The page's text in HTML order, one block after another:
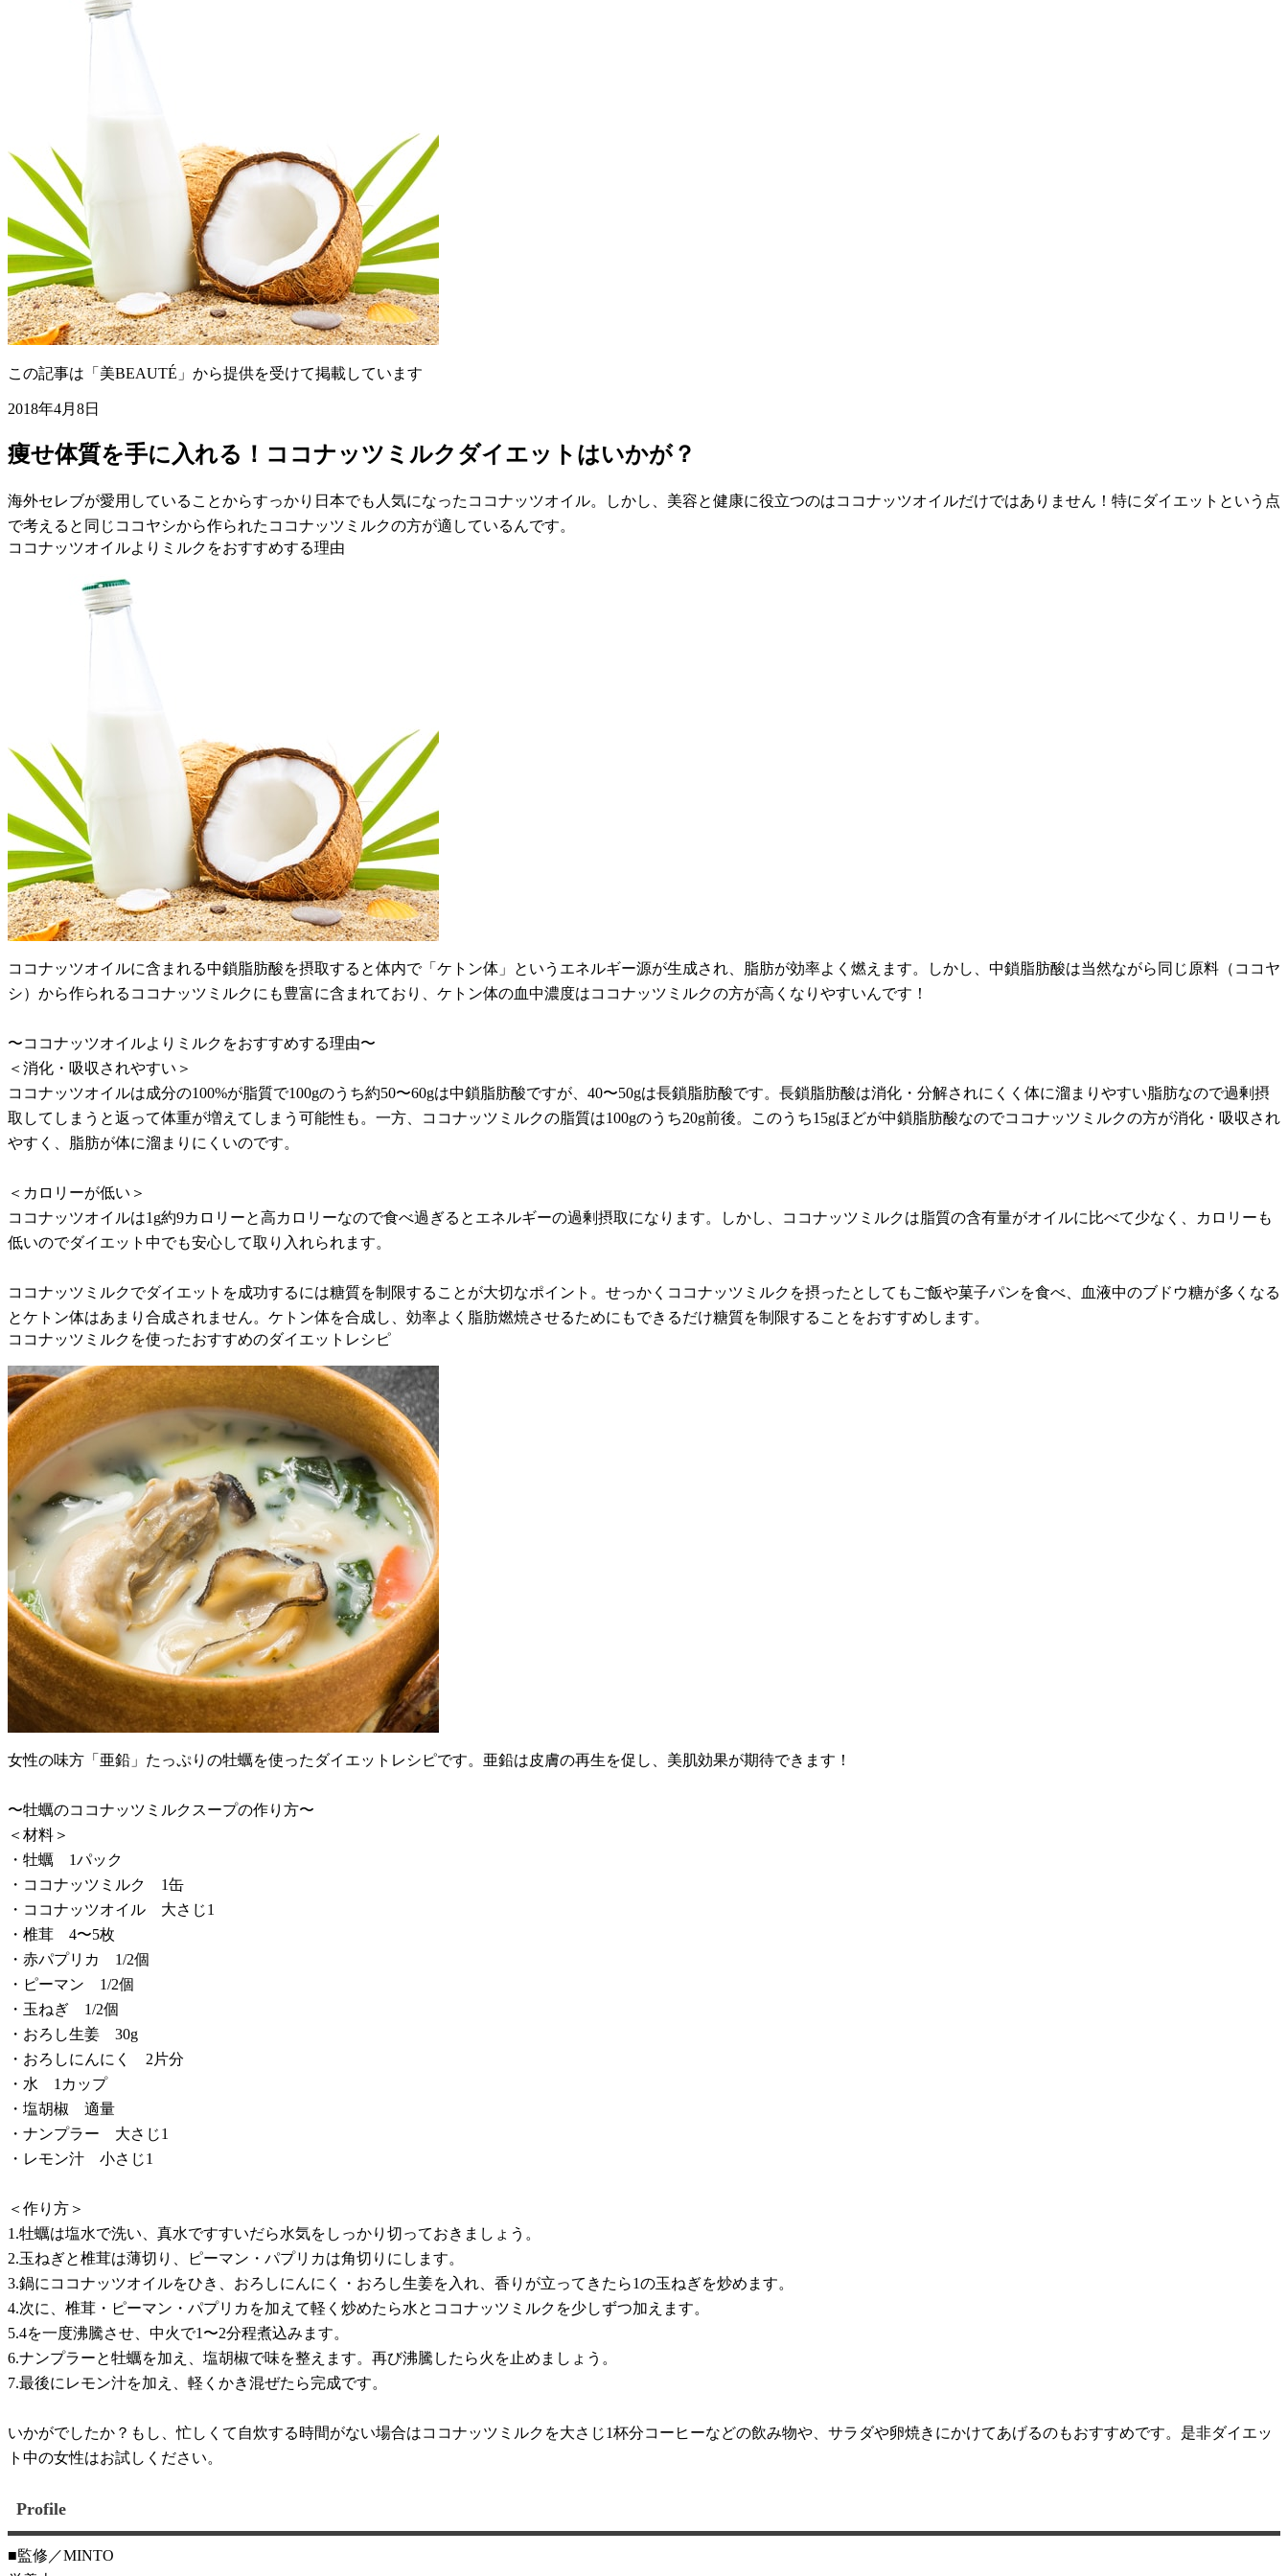
この記事は「美BEAUTÉ」から提供を受けて掲載しています
2018年4月8日
痩せ体質を手に入れる！ココナッツミルクダイエットはいかが？
海外セレブが愛用していることからすっかり日本でも人気になったココナッツオイル。しかし、美容と健康に役立つのはココナッツオイルだけではありません！特にダイエットという点
で考えると同じココヤシから作られたココナッツミルクの方が適しているんです。
ココナッツオイルよりミルクをおすすめする理由
ココナッツオイルに含まれる中鎖脂肪酸を摂取すると体内で「ケトン体」というエネルギー源が生成され、脂肪が効率よく燃えます。しかし、中鎖脂肪酸は当然ながら同じ原料（ココヤ
シ）から作られるココナッツミルクにも豊富に含まれており、ケトン体の血中濃度はココナッツミルクの方が高くなりやすいんです！
〜ココナッツオイルよりミルクをおすすめする理由〜
＜消化・吸収されやすい＞
ココナッツオイルは成分の100%が脂質で100gのうち約50〜60gは中鎖脂肪酸ですが、40〜50gは長鎖脂肪酸です。長鎖脂肪酸は消化・分解されにくく体に溜まりやすい脂肪なので過剰摂
取してしまうと返って体重が増えてしまう可能性も。一方、ココナッツミルクの脂質は100gのうち20g前後。このうち15gほどが中鎖脂肪酸なのでココナッツミルクの方が消化・吸収され
やすく、脂肪が体に溜まりにくいのです。
＜カロリーが低い＞
ココナッツオイルは1g約9カロリーと高カロリーなので食べ過ぎるとエネルギーの過剰摂取になります。しかし、ココナッツミルクは脂質の含有量がオイルに比べて少なく、カロリーも
低いのでダイエット中でも安心して取り入れられます。
ココナッツミルクでダイエットを成功するには糖質を制限することが大切なポイント。せっかくココナッツミルクを摂ったとしてもご飯や菓子パンを食べ、血液中のブドウ糖が多くなる
とケトン体はあまり合成されません。ケトン体を合成し、効率よく脂肪燃焼させるためにもできるだけ糖質を制限することをおすすめします。
ココナッツミルクを使ったおすすめのダイエットレシピ
女性の味方「亜鉛」たっぷりの牡蠣を使ったダイエットレシピです。亜鉛は皮膚の再生を促し、美肌効果が期待できます！
〜牡蠣のココナッツミルクスープの作り方〜
＜材料＞
・牡蠣 1パック
・ココナッツミルク 1缶
・ココナッツオイル 大さじ1
・椎茸 4〜5枚
・赤パプリカ 1/2個
・ピーマン 1/2個
・玉ねぎ 1/2個
・おろし生姜 30g
・おろしにんにく 2片分
・水 1カップ
・塩胡椒 適量
・ナンプラー 大さじ1
・レモン汁 小さじ1
＜作り方＞
1.牡蠣は塩水で洗い、真水ですすいだら水気をしっかり切っておきましょう。
2.玉ねぎと椎茸は薄切り、ピーマン・パプリカは角切りにします。
3.鍋にココナッツオイルをひき、おろしにんにく・おろし生姜を入れ、香りが立ってきたら1の玉ねぎを炒めます。
4.次に、椎茸・ピーマン・パプリカを加えて軽く炒めたら水とココナッツミルクを少しずつ加えます。
5.4を一度沸騰させ、中火で1〜2分程煮込みます。
6.ナンプラーと牡蠣を加え、塩胡椒で味を整えます。再び沸騰したら火を止めましょう。
7.最後にレモン汁を加え、軽くかき混ぜたら完成です。
いかがでしたか？もし、忙しくて自炊する時間がない場合はココナッツミルクを大さじ1杯分コーヒーなどの飲み物や、サラダや卵焼きにかけてあげるのもおすすめです。是非ダイエッ
ト中の女性はお試しください。
Profile
■監修／MINTO